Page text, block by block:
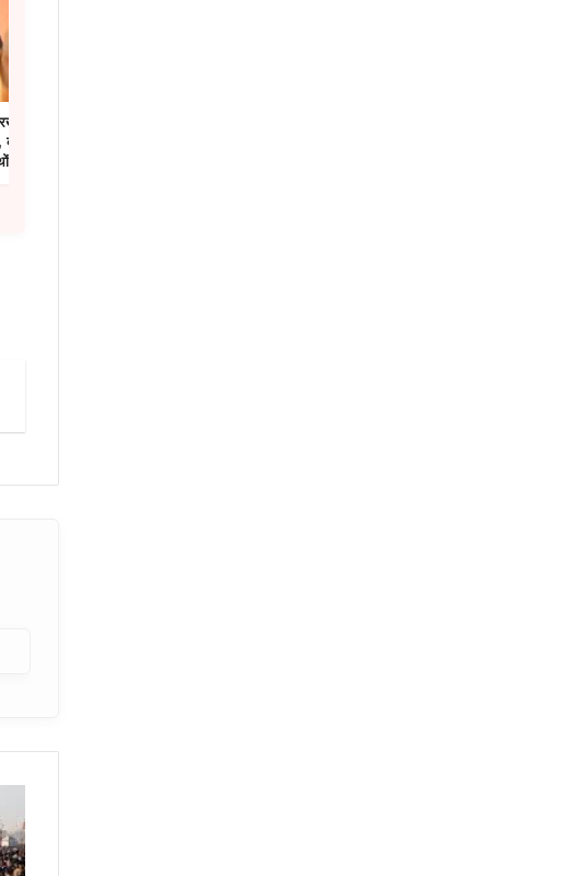
के चुनावी रण में गरजे: लिया
झामुमो व राजद को